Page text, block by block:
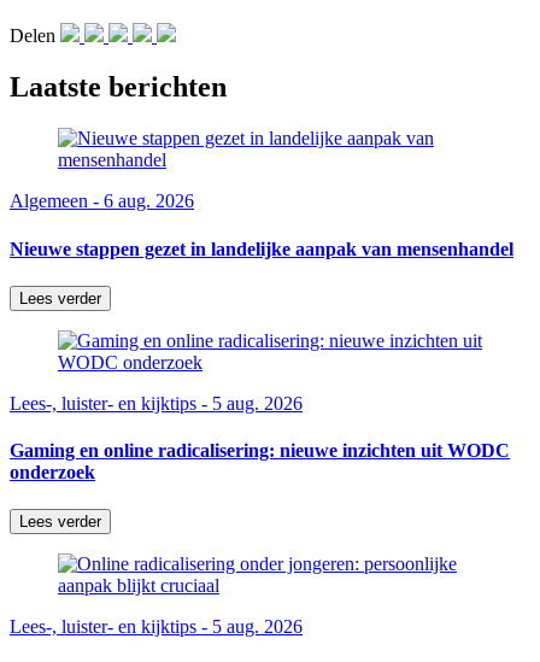
Delen
Laatste berichten
Algemeen - 6 aug. 2026
Nieuwe stappen gezet in landelijke aanpak van mensenhandel
Lees verder
Lees-, luister- en kijktips - 5 aug. 2026
Gaming en online radicalisering: nieuwe inzichten uit WODC
onderzoek
Lees verder
Lees-, luister- en kijktips - 5 aug. 2026